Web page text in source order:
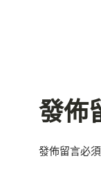
發佈
發佈留言必